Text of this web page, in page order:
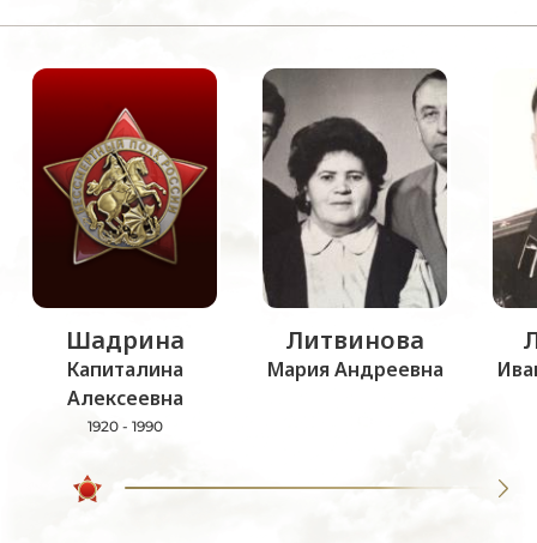
Шадрина
Капиталина
Алексеевна
1920 - 1990
Литвинова
Мария Андреевна